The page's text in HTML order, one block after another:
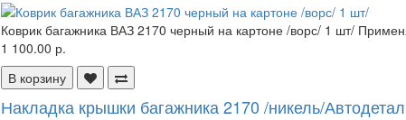
Коврик багажника ВАЗ 2170 черный на картоне /ворс/ 1 шт/
1 100.00 р.
В корзину
Накладка крышки багажника 2170 /никель/